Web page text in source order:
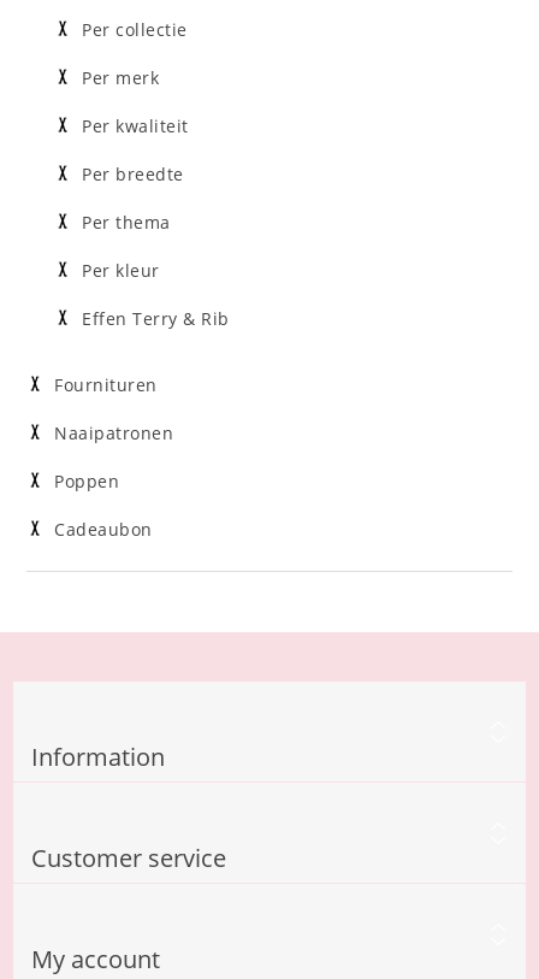
Per collectie
Per merk
Per kwaliteit
Per breedte
Per thema
Per kleur
Effen Terry & Rib
Fournituren
Naaipatronen
Poppen
Cadeaubon
Information
Customer service
My account